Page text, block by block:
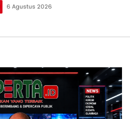
6 Agustus 2026